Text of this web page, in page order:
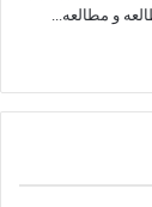
حل مسائل، ابتدا
و مطالعه...